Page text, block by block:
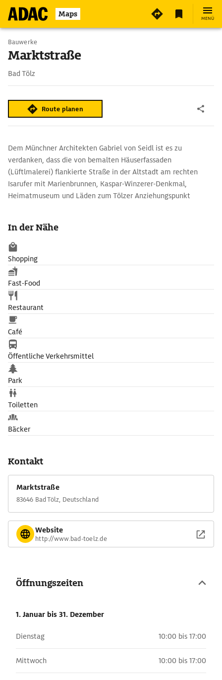
Maps MENÜ
Bauwerke
Marktstraße
Bad Tölz
Route planen
Dem Münchner Architekten Gabriel von Seidl ist es zu
verdanken, dass die von bemalten Häuserfassaden
(Lüftlmalerei) flankierte Straße in der Altstadt am rechten
Isarufer mit Marienbrunnen, Kaspar-Winzerer-Denkmal,
Heimatmuseum und Läden zum Tölzer Anziehungspunkt
In der Nähe
Shopping
Fast-Food
Restaurant
Café
Öffentliche Verkehrsmittel
Park
Toiletten
Bäcker
Kontakt
Marktstraße
83646 Bad Tölz, Deutschland
Website
http://www.bad-toelz.de
Öffnungszeiten
1. Januar bis 31. Dezember
Dienstag 10:00 bis 17:00
Mittwoch 10:00 bis 17:00